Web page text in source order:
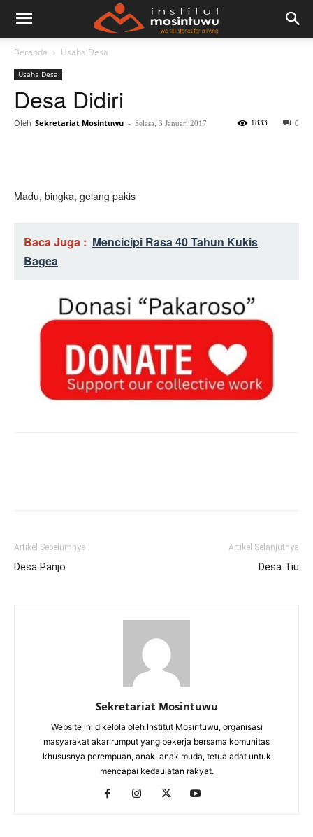
Beranda Usaha Desa
Usaha Desa
Desa Didiri
Oleh Sekretariat Mosintuwu - Selasa, 3 Januari 2017 0
1833
Madu, bingka, gelang pakis
Baca Juga : Mencicipi Rasa 40 Tahun Kukis
Bagea
Artikel Sebelumnya
Desa Panjo
Artikel Selanjutnya
Desa Tiu
Sekretariat Mosintuwu
Website ini dikelola oleh Institut Mosintuwu, organisasi
masyarakat akar rumput yang bekerja bersama komunitas
khususnya perempuan, anak, anak muda, tetua adat untuk
mencapai kedaulatan rakyat.